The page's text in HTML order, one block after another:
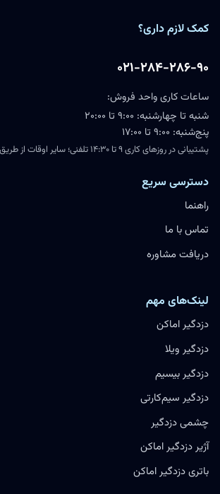
کمک لازم داری؟
۰۲۱-۲۸۴-۲۸۶-۹۰
ساعات کاری واحد فروش:
شنبه تا چهارشنبه: ۹:۰۰ تا ۲۰:۰۰
پنج‌شنبه: ۹:۰۰ تا ۱۷:۰۰
پشتیبانی در روزهای کاری ۹ تا ۱۴:۳۰ تلفنی؛ سایر اوقات از طریق تلگرام، واتساپ و ایتا.
دسترسی سریع
راهنما
تماس با ما
دریافت مشاوره
لینک‌های مهم
دزدگیر اماکن
دزدگیر ویلا
دزدگیر بیسیم
دزدگیر سیم‌کارتی
چشمی دزدگیر
آژیر دزدگیر اماکن
باتری دزدگیر اماکن